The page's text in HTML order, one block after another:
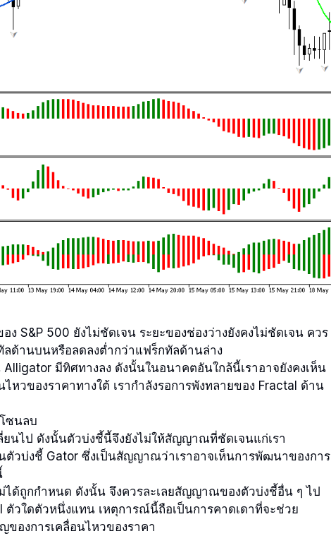
S&P 500 ยังไม่ชัดเจน ระยะของช่องว่างยังคงไม่ชัดเจน ควร
ด้านบนหรือลดลงต่ำกว่าแฟร็กทัลด้านล่าง
มีทิศทางลง ดังนั้นในอนาคตอันใกล้นี้เราอาจยังคงเห็น
หวของราคาทางใต้ เรากำลังรอการพังทลายของ Fractal ด้าน
ซนลบ
ยนไป ดังนั้นตัวบ่งชี้นี้จึงยังไม่ให้สัญญาณที่ชัดเจนแก่เรา
วบ่งชี้ Gator ซึ่งเป็นสัญญาณว่าเราอาจเห็นการพัฒนาของการ
ได้ถูกกำหนด ดังนั้น จึงควรละเลยสัญญาณของตัวบ่งชี้อื่น ๆ ไป
ตัวใดตัวหนึ่งแทน เหตุการณ์นี้ถือเป็นการคาดเดาที่จะช่วย
องการเคลื่อนไหวของราคา